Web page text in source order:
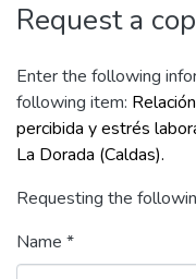
Request a
Enter the following
following item:
percibida y estrés
La Dorada (Caldas).
Requesting the
Name *